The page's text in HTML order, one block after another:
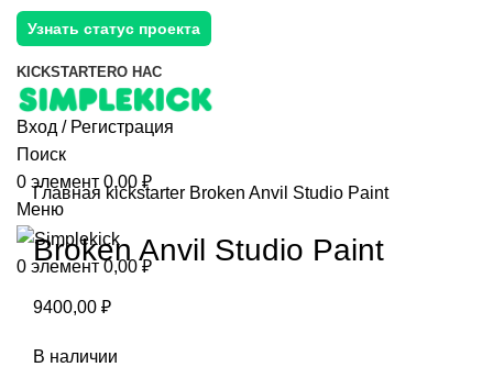
Узнать статус проекта
KICKSTARTERО НАС
Вход / Регистрация
Поиск
0 элемент 0,00 ₽
Меню
0 элемент 0,00₽
Главнаяkickstarter Broken Anvil Studio Paint
Broken Anvil Studio Paint
9400,00 ₽
В наличии